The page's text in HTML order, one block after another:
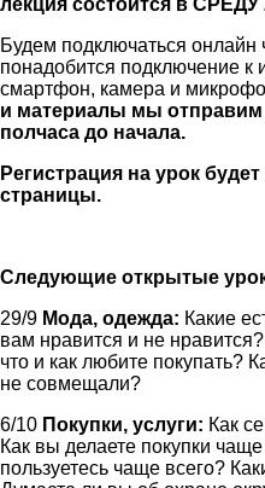
Будем подключаться онлайн
понадобится подключение к
смартфон, камера и
и материалы мы отправим
полчаса до начала.
Регистрация на урок
страницы.
Следующие открытые
29/9 Мода, одежда: Какие
вам нравится и не
что и как любите покупать?
не совмещали?
6/10 Покупки, услуги: Как
Как вы делаете покупки
пользуетесь чаще всего?